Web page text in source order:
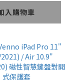
入購物車